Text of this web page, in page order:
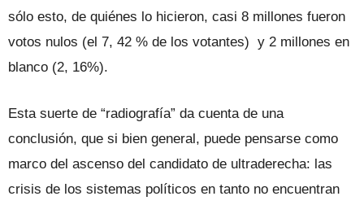
sólo esto, de quiénes lo hicieron, casi 8 millones fueron
votos nulos (el 7, 42 % de los votantes) y 2 millones en
blanco (2, 16%).
Esta suerte de “radiografía” da cuenta de una
conclusión, que si bien general, puede pensarse como
marco del ascenso del candidato de ultraderecha: las
crisis de los sistemas políticos en tanto no encuentran